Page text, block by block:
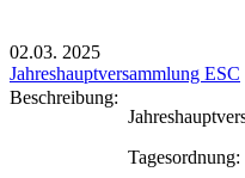
02.03. 2025
Jahreshauptversammlung ESC
Beschreibung:
Tagesordnung: